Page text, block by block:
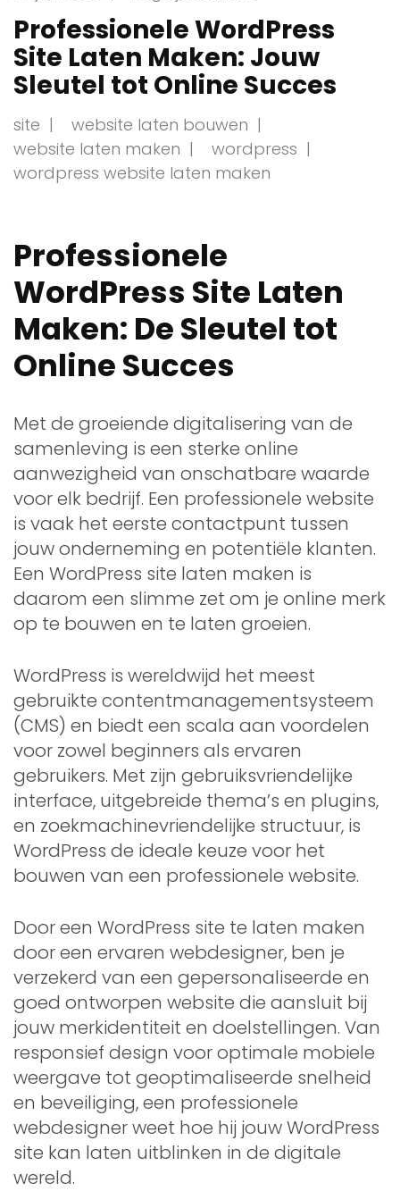
Professionele WordPress
Site Laten Maken: Jouw
Sleutel tot Online Succes
site
website laten bouwen
website laten maken
wordpress
wordpress website laten maken
Professionele
WordPress Site Laten
Maken: De Sleutel tot
Online Succes
Met de groeiende digitalisering van de
samenleving is een sterke online
aanwezigheid van onschatbare waarde
voor elk bedrijf. Een professionele website
is vaak het eerste contactpunt tussen
jouw onderneming en potentiële klanten.
Een WordPress site laten maken is
daarom een slimme zet om je online merk
op te bouwen en te laten groeien.
WordPress is wereldwijd het meest
gebruikte contentmanagementsysteem
(CMS) en biedt een scala aan voordelen
voor zowel beginners als ervaren
gebruikers. Met zijn gebruiksvriendelijke
interface, uitgebreide thema’s en plugins,
en zoekmachinevriendelijke structuur, is
WordPress de ideale keuze voor het
bouwen van een professionele website.
Door een WordPress site te laten maken
door een ervaren webdesigner, ben je
verzekerd van een gepersonaliseerde en
goed ontworpen website die aansluit bij
jouw merkidentiteit en doelstellingen. Van
responsief design voor optimale mobiele
weergave tot geoptimaliseerde snelheid
en beveiliging, een professionele
webdesigner weet hoe hij jouw WordPress
site kan laten uitblinken in de digitale
wereld.